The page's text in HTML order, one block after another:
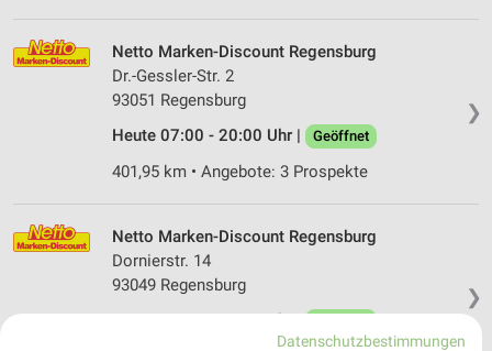
❯
Netto Marken-Discount Regensburg
Dr.-Gessler-Str. 2
93051 Regensburg
Heute 07:00 - 20:00 Uhr |
Geöffnet
401,95 km • Angebote: 3 Prospekte
❯
Netto Marken-Discount Regensburg
Dornierstr. 14
93049 Regensburg
Heute 07:00 - 20:00 Uhr |
Datenschutzbestimmungen